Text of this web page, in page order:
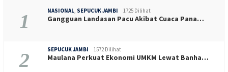
1 NASIONAL SEPUCUK JAMBI 1725 Dilihat
Gangguan Landasan Pacu Akibat Cuaca Pana…
2 SEPUCUK JAMBI 1572 Dilihat
Maulana Perkuat Ekonomi UMKM Lewat Banha…